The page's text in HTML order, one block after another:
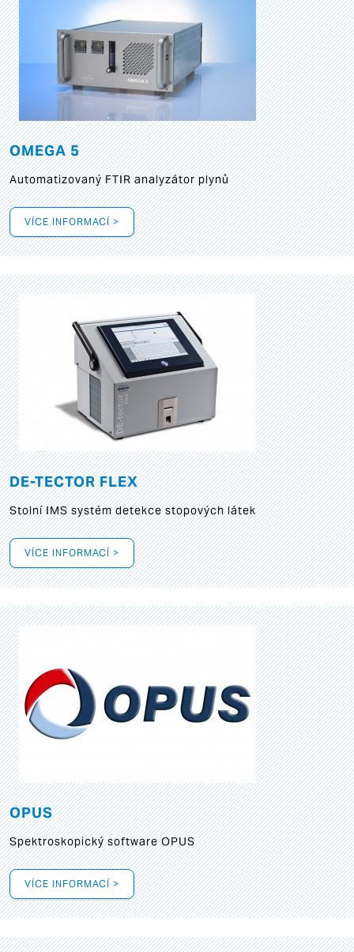
OMEGA 5
Automatizovaný FTIR analyzátor plynů
VÍCE INFORMACÍ >
DE-TECTOR FLEX
Stolní IMS systém detekce stopových látek
VÍCE INFORMACÍ >
OPUS
Spektroskopický software OPUS
VÍCE INFORMACÍ >